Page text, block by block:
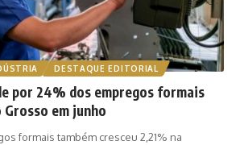
DESTAQUE EDITORIAL
por 24% dos empregos formais
em junho
formais também cresceu 2,21% na